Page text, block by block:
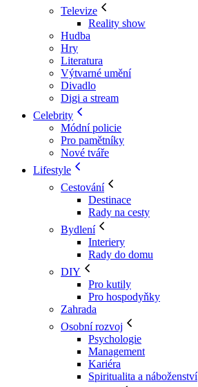
Televize
Reality show
Hudba
Hry
Literatura
Výtvarné umění
Divadlo
Digi a stream
Celebrity
Módní policie
Pro pamětníky
Nové tváře
Lifestyle
Cestování
Destinace
Rady na cesty
Bydlení
Interiery
Rady do domu
DIY
Pro kutily
Pro hospodyňky
Zahrada
Osobní rozvoj
Psychologie
Management
Kariéra
Spiritualita a náboženství